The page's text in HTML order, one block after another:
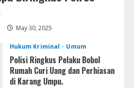
Plus Debloated Tоrrеnt
May 30, 2025
Hukum Kriminal Umum
Polisi Ringkus Pelaku Bobol
Rumah Curi Uang dan Perhiasan
di Karang Umpu.